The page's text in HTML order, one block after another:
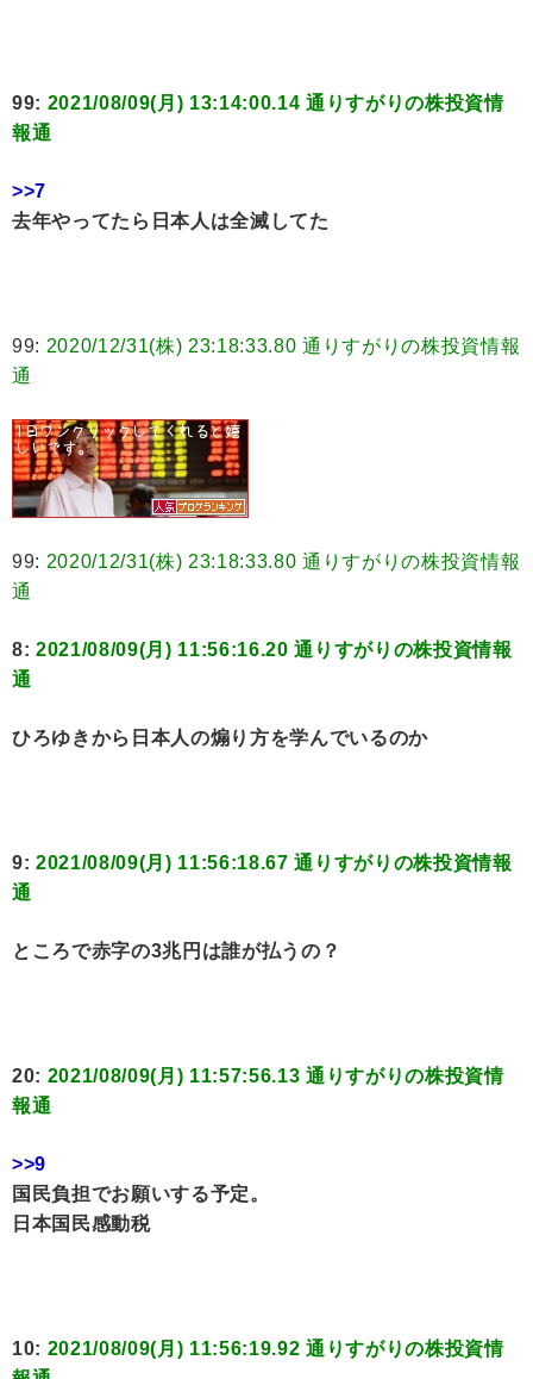
99: 2021/08/09(月) 13:14:00.14 通りすがりの株投資情
報通
>>7
去年やってたら日本人は全滅してた
99: 2020/12/31(株) 23:18:33.80 通りすがりの株投資情報
通
99: 2020/12/31(株) 23:18:33.80 通りすがりの株投資情報
通
8: 2021/08/09(月) 11:56:16.20 通りすがりの株投資情報
通
ひろゆきから日本人の煽り方を学んでいるのか
9: 2021/08/09(月) 11:56:18.67 通りすがりの株投資情報
通
ところで赤字の3兆円は誰が払うの？
20: 2021/08/09(月) 11:57:56.13 通りすがりの株投資情
報通
>>9
国民負担でお願いする予定。
日本国民感動税
10: 2021/08/09(月) 11:56:19.92 通りすがりの株投資情